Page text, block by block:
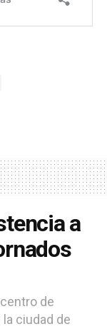
a
de
ciudad de